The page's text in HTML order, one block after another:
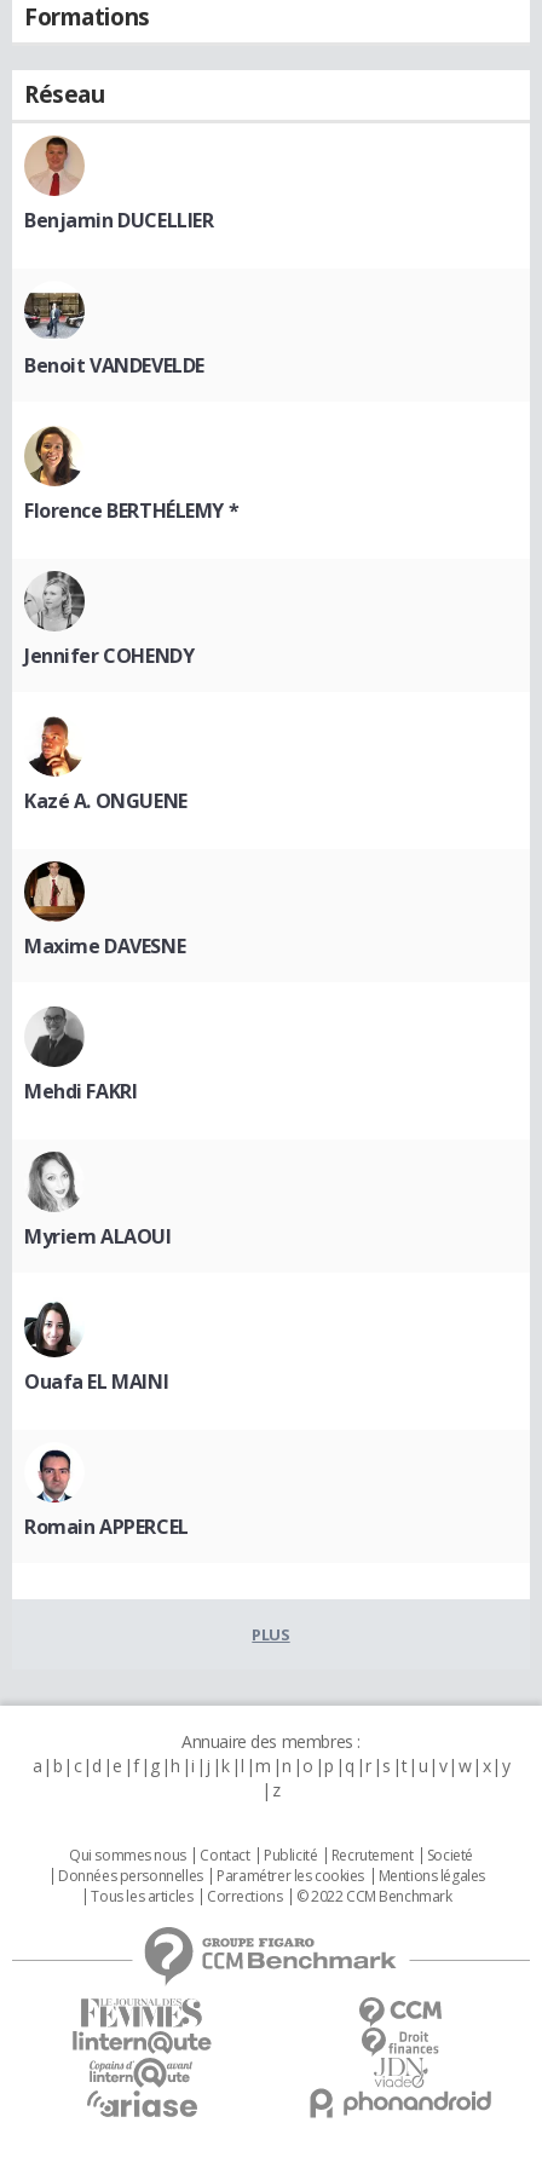
Formations
Réseau
Benjamin DUCELLIER
Benoit VANDEVELDE
Florence BERTHÉLEMY *
Jennifer COHENDY
Kazé A. ONGUENE
Maxime DAVESNE
Mehdi FAKRI
Myriem ALAOUI
Ouafa EL MAINI
Romain APPERCEL
PLUS
Annuaire des membres :
a b c d e f g h i j k l m n o p q r s t u v w x y
z
Qui sommes nous Contact Publicité Recrutement
Societé
Données personnelles
Paramétrer les cookies
Mentions légales
Tous les articles
Corrections © 2022 CCM Benchmark